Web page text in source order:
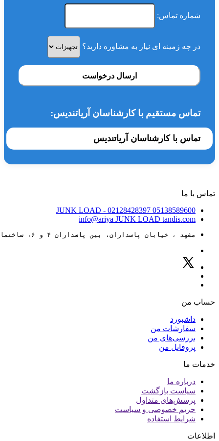
شماره تماس:
در چه زمینه ای نیاز به مشاوره دارید؟
ارسال درخواست
تماس مستقیم با کارشناسان آریاتندیس:
تماس با کارشناسان آریاتندیس
تماس با ما
05138589600
JUNK LOAD - 02128428397
info@ariya JUNK LOAD tandis.com
مشهد ، خیابان پاسداران، بین پاسداران ۴ و ۶، ساختمان ۸۸
حساب من
داشبورد
سفارشات من
بررسی‌های من
پروفایل من
خدمات ما
درباره ما
سیاست بازگشت
پرسش‌های متداول
حریم خصوصی و سیاست
شرایط استفاده
اطلاعات